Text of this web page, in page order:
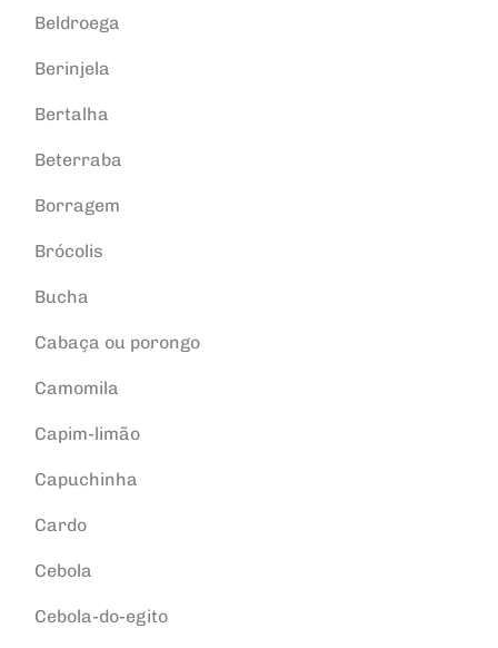
Beldroega
Berinjela
Bertalha
Beterraba
Borragem
Brócolis
Bucha
Cabaça ou porongo
Camomila
Capim-limão
Capuchinha
Cardo
Cebola
Cebola-do-egito